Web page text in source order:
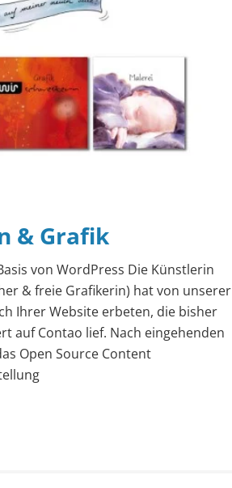
& Grafik
von WordPress Die Künstlerin
& freie Grafikerin) hat von unserer
Ihrer Website erbeten, die bisher
auf Contao lief. Nach eingehenden
Open Source Content